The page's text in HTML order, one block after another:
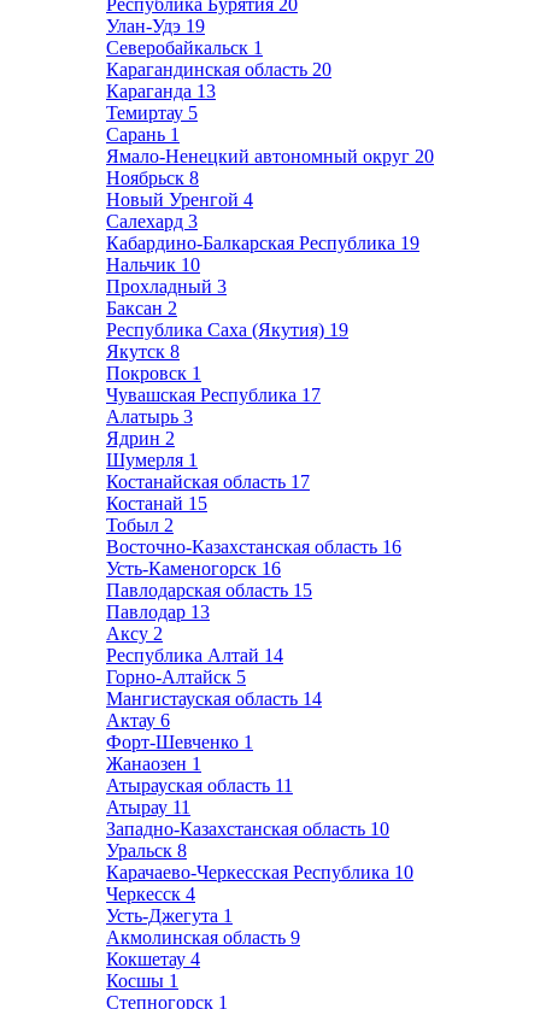
Республика Бурятия 20
Улан-Удэ 19
Северобайкальск 1
Карагандинская область 20
Караганда 13
Темиртау 5
Сарань 1
Ямало-Ненецкий автономный округ 20
Ноябрьск 8
Новый Уренгой 4
Салехард 3
Кабардино-Балкарская Республика 19
Нальчик 10
Прохладный 3
Баксан 2
Республика Саха (Якутия) 19
Якутск 8
Покровск 1
Чувашская Республика 17
Алатырь 3
Ядрин 2
Шумерля 1
Костанайская область 17
Костанай 15
Тобыл 2
Восточно-Казахстанская область 16
Усть-Каменогорск 16
Павлодарская область 15
Павлодар 13
Аксу 2
Республика Алтай 14
Горно-Алтайск 5
Мангистауская область 14
Актау 6
Форт-Шевченко 1
Жанаозен 1
Атырауская область 11
Атырау 11
Западно-Казахстанская область 10
Уральск 8
Карачаево-Черкесская Республика 10
Черкесск 4
Усть-Джегута 1
Акмолинская область 9
Кокшетау 4
Косшы 1
Степногорск 1